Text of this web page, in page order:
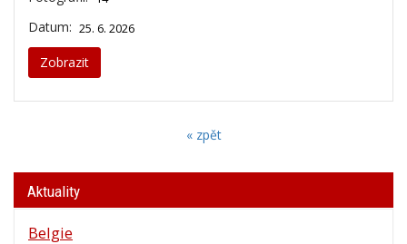
Datum: 25. 6. 2026
Zobrazit
« zpět
Aktuality
Belgie